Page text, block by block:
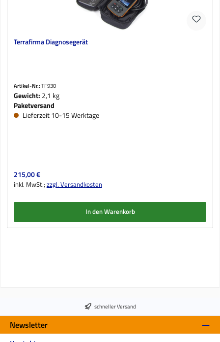
Terrafirma Diagnosegerät
Artikel-Nr.:TF930
Gewicht: 2,1 kg
Paketversand
Lieferzeit 10-15 Werktage
Regulärer Preis:
215,00 €
inkl. MwSt.;zzgl. Versandkosten
In den Warenkorb
schneller Versand
Newsletter